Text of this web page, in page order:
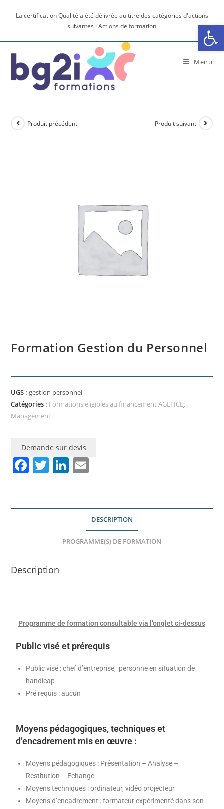
La certification Qualité a été délivrée au titre des catégories d'actions
suivantes : Actions de formation
Menu
Produit précédent Produit suivant
Formation Gestion du Personnel
UGS : gestion personnel
Catégories : Formations éligibles au financement AGEFICE,
Management
Demande sur devis
F
e
o
k
T
er
Li
e
n
lDESCRIPTION
PROGRAMME(S) DE FORMATION
Description
Programme de formation consultable via l’onglet ci-dessus
Public visé et prérequis
Public visé : chef d’entreprise, personne en situation de
handicap
Pré requis : aucun
Moyens pédagogiques, techniques et
d’encadrement mis en œuvre :
Moyens pédagogiques : Présentation – Analyse –
Restitution – Echange.
Moyens techniques : ordinateur, vidéo projecteur
Moyens d’encadrement : formateur expérimenté dans son